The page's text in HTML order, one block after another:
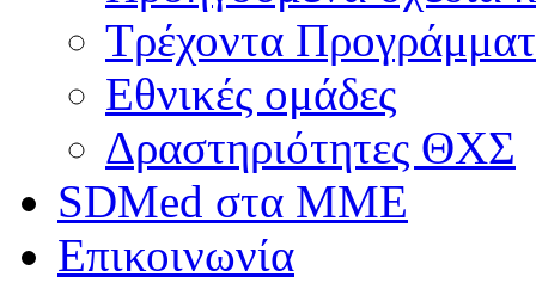
Τρέχοντα
Εθνικές ομάδες
Δραστηριότητες ΘΧΣ
SDMed στα ΜΜΕ
Επικοινωνία